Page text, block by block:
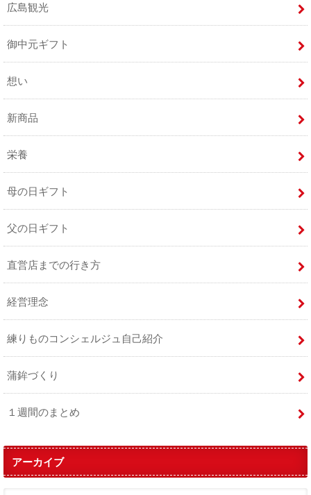
広島観光
御中元ギフト
想い
新商品
栄養
母の日ギフト
父の日ギフト
直営店までの行き方
経営理念
練りものコンシェルジュ自己紹介
蒲鉾づくり
１週間のまとめ
アーカイブ